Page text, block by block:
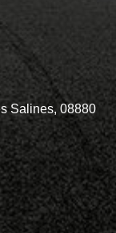
Salines, 08880